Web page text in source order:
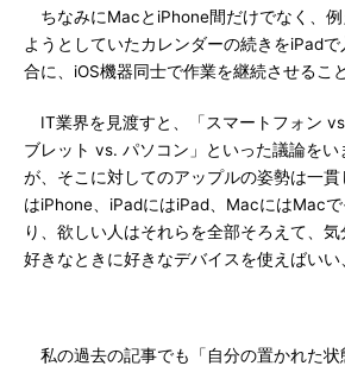
ちなみにMacとiPhone間だけでなく、例
ようとしていたカレンダーの続きをiPad
合に、iOS機器同士で作業を継続させるこ
IT業界を見渡すと、「スマートフォン
ブレット vs. パソコン」といった議論をい
が、そこに対してのアップルの姿勢は一
はiPhone、iPadにはiPad、MacにはMac
り、欲しい人はそれらを全部そろえて、気
好きなときに好きなデバイスを使えばいい
私の過去の記事でも「自分の置かれた状